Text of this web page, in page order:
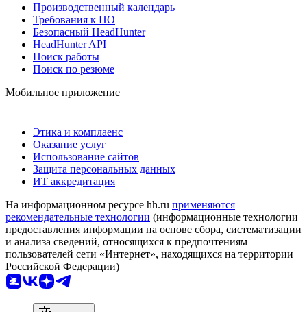
Производственный календарь
Требования к ПО
Безопасный HeadHunter
HeadHunter API
Поиск работы
Поиск по резюме
Мобильное приложение
Этика и комплаенс
Оказание услуг
Использование сайтов
Защита персональных данных
ИТ аккредитация
На информационном ресурсе hh.ru применяются
рекомендательные технологии (информационные технологии
предоставления информации на основе сбора, систематизации
и анализа сведений, относящихся к предпочтениям
пользователей сети «Интернет», находящихся на территории
Российской Федерации)